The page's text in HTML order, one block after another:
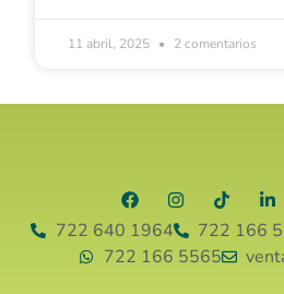
11 abril, 2025 2 comentarios
722 640 1964 722 166
722 166 5565